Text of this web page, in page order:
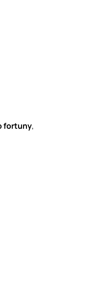
fortuny,